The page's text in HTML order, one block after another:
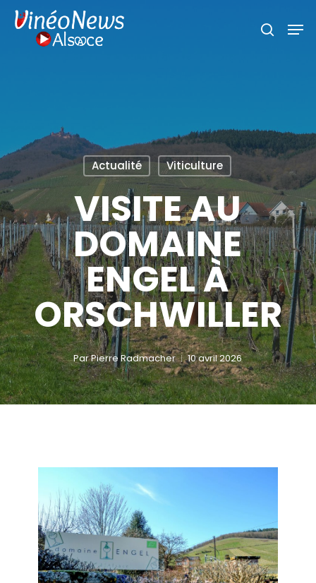
Skip
search
Actualité Viticulture
VISITE AU
DOMAINE
ENGEL À
ORSCHWILLER
ParPierre Radmacher 10 avril 2026